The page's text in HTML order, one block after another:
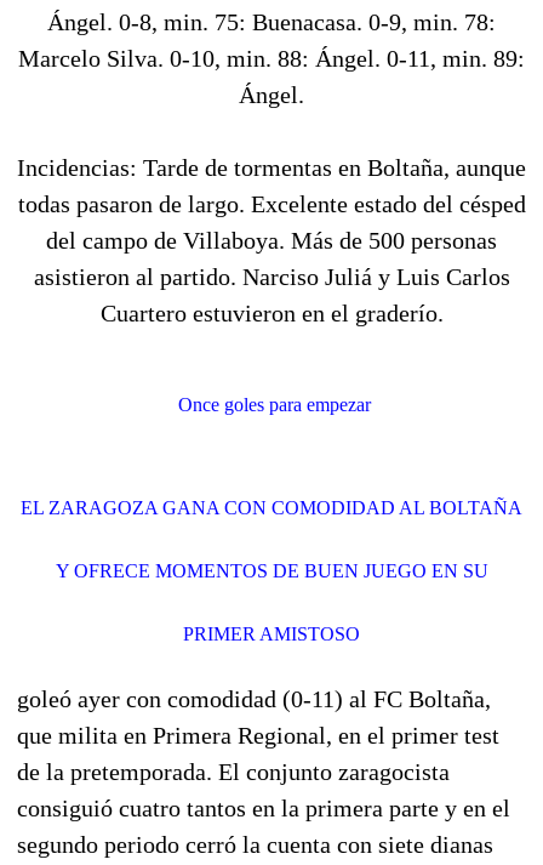
Ángel. 0-8, min. 75: Buenacasa. 0-9, min. 78:
Marcelo Silva. 0-10, min. 88: Ángel. 0-11, min. 89:
Ángel.
Incidencias: Tarde de tormentas en Boltaña, aunque
todas pasaron de largo. Excelente estado del césped
del campo de Villaboya. Más de 500 personas
asistieron al partido. Narciso Juliá y Luis Carlos
Cuartero estuvieron en el graderío.
Once goles para empezar
EL ZARAGOZA GANA CON COMODIDAD AL BOLTAÑA
Y OFRECE MOMENTOS DE BUEN JUEGO EN SU
PRIMER AMISTOSO
goleó ayer con comodidad (0-11) al FC Boltaña,
que milita en Primera Regional, en el primer test
de la pretemporada. El conjunto zaragocista
consiguió cuatro tantos en la primera parte y en el
segundo periodo cerró la cuenta con siete dianas